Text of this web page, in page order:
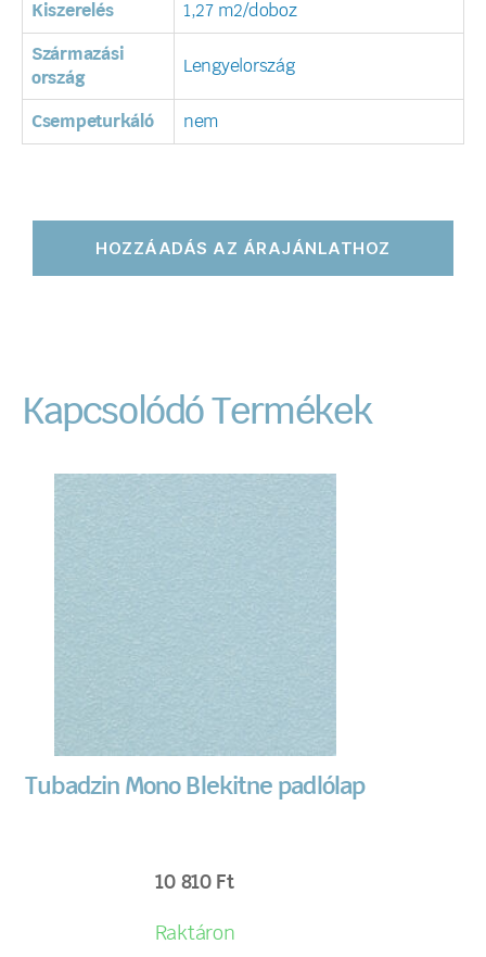
Kiszerelés 1,27 m2/doboz
Származási
ország
Lengyelország
Csempeturkáló nem
HOZZÁADÁS AZ ÁRAJÁNLATHOZ
Kapcsolódó Termékek
Tubadzin Mono Blekitne padlólap
10 810 Ft
Raktáron